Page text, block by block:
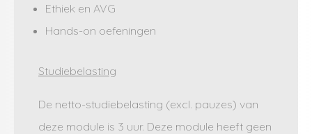
Ethiek en AVG
Hands-on oefeningen
Studiebelasting
De netto-studiebelasting (excl. pauzes) van
deze module is 3 uur. Deze module heeft geen